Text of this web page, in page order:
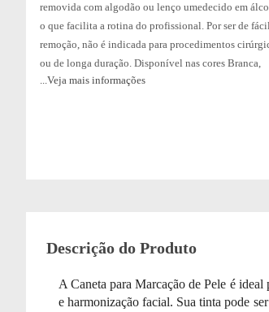
removida com algodão ou lenço umedecido em
o que facilita a rotina do profissional. Por ser de fácil
remoção, não é indicada para procedimentos
ou de longa duração. Disponível nas cores Branca,
Vermelha e Verde ─ devendo ser escolhida no
...Veja mais informações
Descrição do Produto
A Caneta para Marcação de Pele é
e harmonização facial. Sua tinta pode